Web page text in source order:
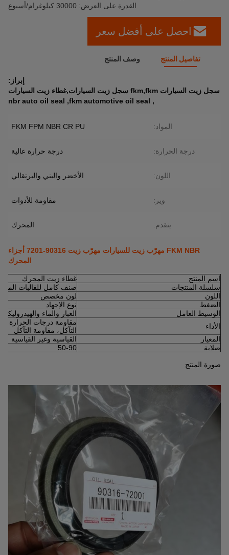
القدرة على العرض: 30000 كيلوغرام/أسبوع
احصل على أفضل سعر
تفاصيل المنتج وصف المنتج
إبراز:
سجل زيت السيارات fkm,fkm سجل زيت السيارات,غطاء زيت السيارات
,
fkm automotive oil seal
,
nbr auto oil seal
المواد: FKM FPM NBR CR PU
درجة الحرارة: درجة حرارة عالية
اللون: الأخضر والبني والبرتقالي
وير: مقاومة للأدوات
يتقدم: المحرك
FKM NBR مهرّب زيت للسيارات مهرّب زيت 90316-7201 أجزاء
المحرك
اسم المنتج
غطاء زيت المحرك
سلسلة المنتجات
صنف كامل للقالبات
اللون
لون مخصص
الضغط
نوع الإجهاد
الوسيط العامل
الغبار والماء والهيدروليكية
الأداء
مقاومة درجات الحرارة
التآكل، مقاومة التآكل
المعيار
القياسية وغير القياسية
صلابة
50-90
صورة المنتج